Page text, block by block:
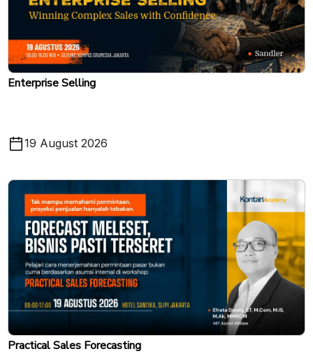
Enterprise Selling
19 August 2026
Practical Sales Forecasting